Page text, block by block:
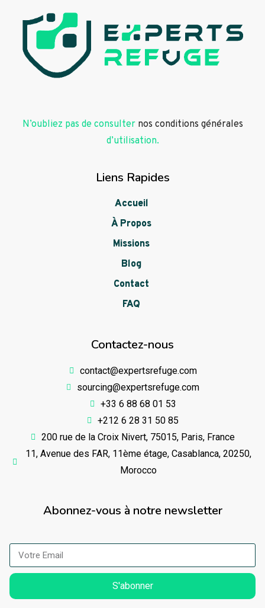
N’oubliez pas de consulter nos conditions générales
d’utilisation.
Liens Rapides
Accueil
À Propos
Missions
Blog
Contact
FAQ
Contactez-nous
contact@expertsrefuge.com
sourcing@expertsrefuge.com
+33 6 88 68 01 53
+212 6 28 31 50 85
200 rue de la Croix Nivert, 75015, Paris, France
11, Avenue des FAR, 11ème étage, Casablanca, 20250,
Morocco
Abonnez-vous à notre newsletter
S'abonner